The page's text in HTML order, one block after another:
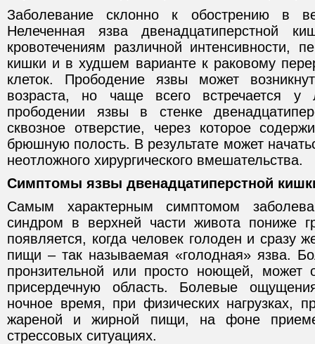
Заболевание склонно к обострению в
Нелеченная язва двенадцатиперстной
кровотечениям различной интенсивности,
кишки и в худшем варианте к раковому
клеток. Прободение язвы может
возраста, но чаще всего встречается
прободении язвы в стенке
сквозное отверстие, через которое
брюшную полость. В результате может
неотложного хирургического вмешательства.
Симптомы язвы двенадцатиперстной
Самым характерным симптомом
синдром в верхней части живота пониже
появляется, когда человек голоден и сразу
пищи – так называемая «голодная» язва.
пронзительной или просто ноющей, может
присердечную область. Болевые
ночное время, при физических нагрузках,
жареной и жирной пищи, на фоне
стрессовых ситуациях.